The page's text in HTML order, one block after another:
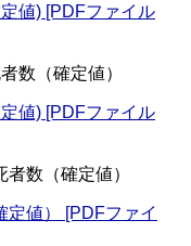
値) [PDFファイル
数（確定値）
値) [PDFファイル
数（確定値）
定値） [PDFファイ